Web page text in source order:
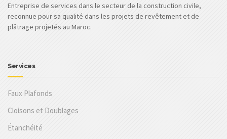
Entreprise de services dans le secteur de la construction civile,
reconnue pour sa qualité dans les projets de revêtement et de
plâtrage projetés au Maroc.
Services
Faux Plafonds
Cloisons et Doublages
Étanchéité